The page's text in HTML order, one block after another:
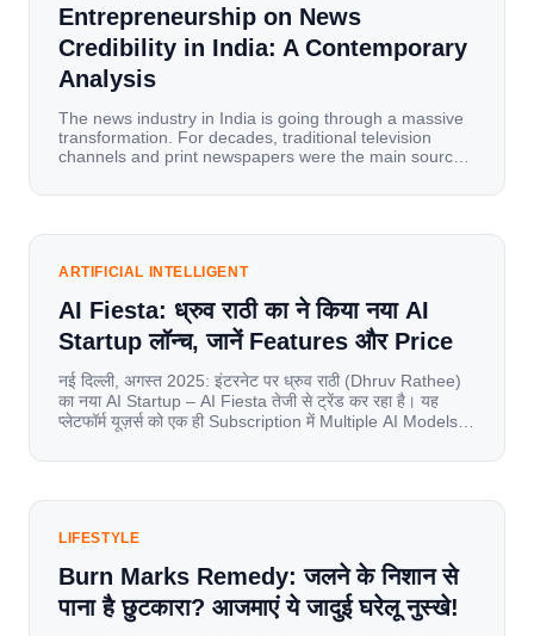
Entrepreneurship on News
Credibility in India: A Contemporary
Analysis
The news industry in India is going through a massive
transformation. For decades, traditional television
channels and print newspapers were the main sources
mobile data, affordable smartphones, and high-speed
has become a mobile-first market where consumers
ARTIFICIAL INTELLIGENT
AI Fiesta: ध्रुव राठी का ने किया नया AI
Startup लॉन्च, जानें Features और Price
नई दिल्ली, अगस्त 2025: इंटरनेट पर ध्रुव राठी (Dhruv Rathee)
का नया AI Startup – AI Fiesta तेजी से ट्रेंड कर रहा है। यह
प्लेटफॉर्म यूज़र्स को एक ही Subscription में Multiple AI Models
यूज़र्स का जबरदस्त रिस्पॉन्स लॉन्च के तुरंत […]
LIFESTYLE
Burn Marks Remedy: जलने के निशान से
पाना है छुटकारा? आजमाएं ये जादुई घरेलू नुस्खे!